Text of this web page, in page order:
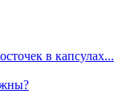
в капсулах...